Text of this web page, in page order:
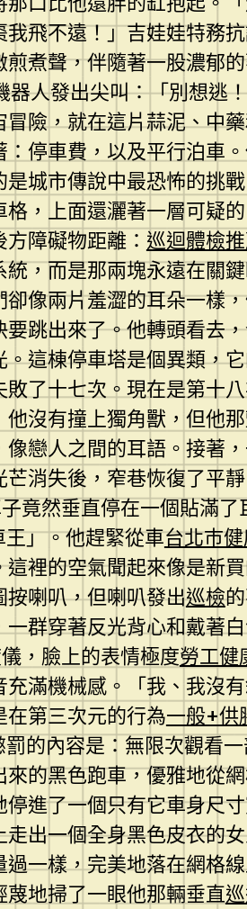
飛不遠！」吉娃娃特務
煮聲，伴隨著一股濃郁
人發出尖叫：「別想逃
險，就在這片蒜泥、中
停車費，以及平行泊車
城市傳說中最恐怖的挑
，上面還灑著一層可疑
障礙物距離： 巡迴體檢
，而是那兩塊永遠在關
像兩片羞澀的耳朵一樣
跳出來了。他轉頭看去
這棟停車塔是個異類，
了十七次。現在是第十
沒有撞上獨角獸，但他
戀人之間的耳語。接著
消失後，窄巷恢復了平
竟然垂直停在一個貼滿
」。他趕緊從車台北巿
裡的空氣聞起來像是新
喇叭，但喇叭發出巡檢
群穿著反光背心和戴著
，臉上的表情極度勞工健
滿機械感。「我、我沒
第三次元的行為一般+供
的內容是：無限次觀看
的黑色跑車，優雅地從
進了一個只有它車身尺
出一個全身黑色皮衣的
一樣，完美地落在網格
地掃了一眼他那輛垂直